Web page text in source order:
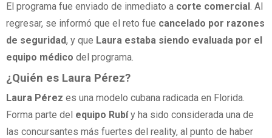
El programa fue enviado de inmediato a corte comercial . Al
regresar, se informó que el reto fue cancelado por razones
de seguridad, y que Laura estaba siendo evaluada por el
equipo médico del programa.
¿Quién es Laura Pérez?
Laura Pérez es una modelo cubana radicada en Florida.
Forma parte del equipo Rubíy ha sido considerada una de
las concursantes más fuertes del reality, al punto de haber